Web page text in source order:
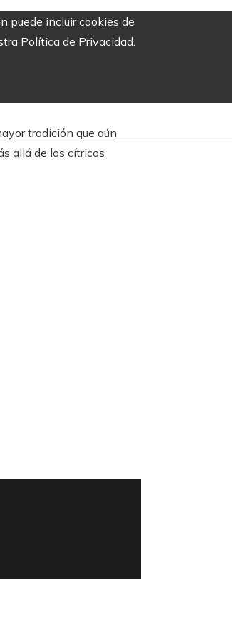
puede incluir cookies de
Política de Privacidad.
tradición que aún
allá de los cítricos